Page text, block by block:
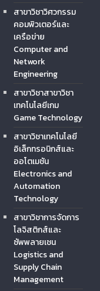
สาขาวิชาวิศวกรรม
คอมพิวเตอร์และ
เครือข่าย
Computer and
Network
Engineering
สาขาวิชาสาขาวิชา
เทคโนโลยีเกม
Game Technology
สาขาวิชาเทคโนโลยี
อิเล็กทรอนิกส์และ
ออโตเมชัน
Electronics and
Automation
Technology
สาขาวิชาการจัดการ
โลจิสติกส์และ
ซัพพลายเชน
Logistics and
Supply Chain
Management